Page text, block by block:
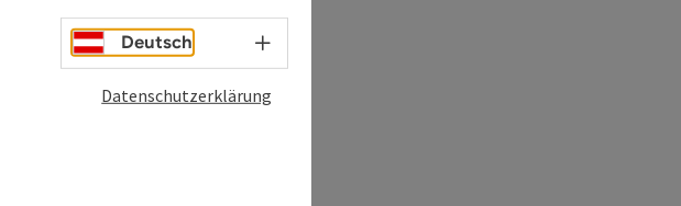
Deutsch Sprachwahl - Menü öffnen
Datenschutzerklärung